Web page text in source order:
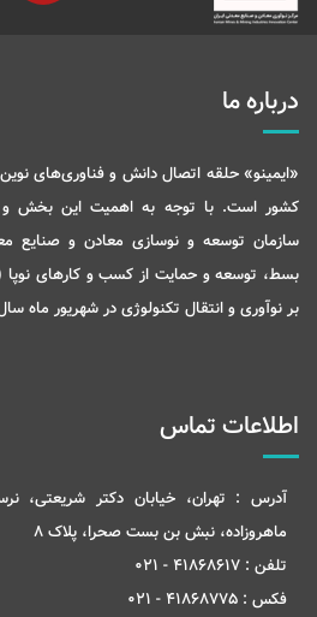
درباره ما
«ایمینو» حلقه اتصال دانش و فناوری‌های
کشور است. با توجه به اهمیت این بخش
سازمان توسعه و نوسازی معادن و صنایع
بسط، توسعه و حمایت از کسب و کارهای نوپا (
بر نوآوری و انتقال تکنولوژی در شهریور ماه سال 1399 راه‌اندازی
اطلاعات تماس
آدرس : تهران، خیابان دکتر شریعتی،
ماهروزاده، نبش بن بست صحرا، پلاک 8
تلفن : 41868617 - 021
فکس : 41868775 - 021